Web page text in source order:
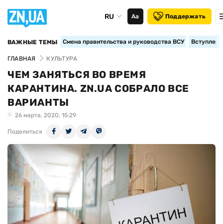
RU Аа Поддержать
ВАЖНЫЕ ТЕМЫ Смена правительства и руководства ВСУ
ГЛАВНАЯ КУЛЬТУРА
ЧЕМ ЗАНЯТЬСЯ ВО ВРЕМЯ
КАРАНТИНА. ZN.UA СОБРАЛО ВСЕ
ВАРИАНТЫ
26 марта, 2020, 15:29
Поделиться